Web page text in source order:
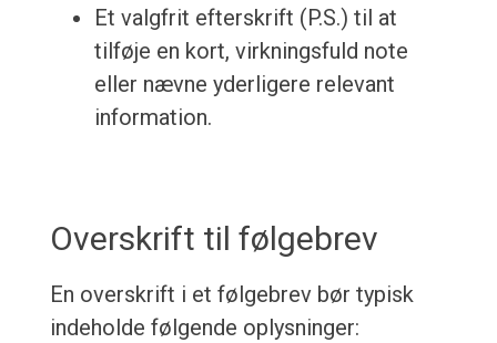
Et valgfrit efterskrift (P.S.) til at
tilføje en kort, virkningsfuld note
eller nævne yderligere relevant
information.
Overskrift til følgebrev
En overskrift i et følgebrev bør typisk
indeholde følgende oplysninger: